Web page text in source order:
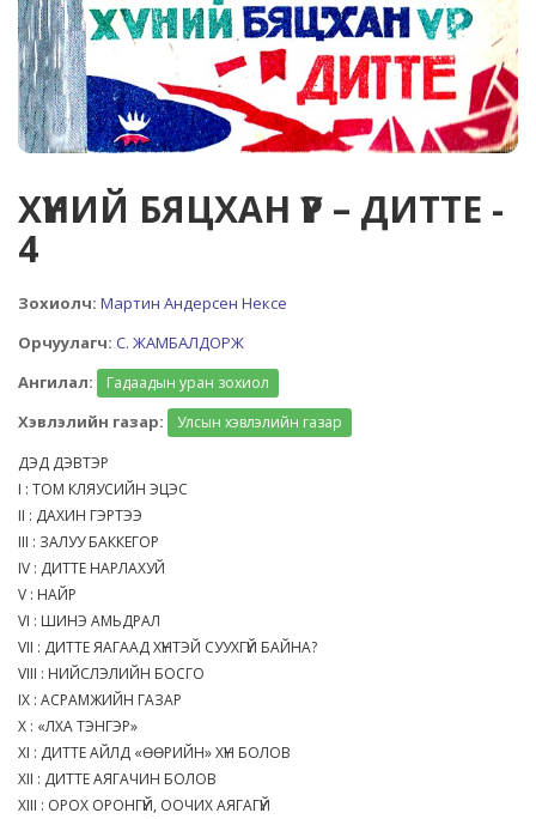
ХҮНИЙ БЯЦХАН ҮР – ДИТТЕ -
4
Зохиолч: Мартин Андерсен Нексе
Орчуулагч: С. ЖАМБАЛДОРЖ
Ангилал:
Гадаадын уран зохиол
Хэвлэлийн газар:
Улсын хэвлэлийн газар
ДЭД ДЭВТЭР
I : ТОМ КЛЯУСИЙН ЭЦЭС
II : ДАХИН ГЭРТЭЭ
III : ЗАЛУУ БАККЕГОР
IV : ДИТТЕ НАРЛАХУЙ
V : НАЙР
VI : ШИНЭ АМЬДРАЛ
VII : ДИТТЕ ЯАГААД ХҮНТЭЙ СУУХГҮЙ БАЙНА?
VIII : НИЙСЛЭЛИЙН БОСГО
IX : АСРАМЖИЙН ГАЗАР
X : «ЛХА ТЭНГЭР»
XI : ДИТТЕ АЙЛД «ӨӨРИЙН» ХҮН БОЛОВ
XII : ДИТТЕ АЯГАЧИН БОЛОВ
XIII : ОРОХ ОРОНГҮЙ, ООЧИХ АЯГАГҮЙ